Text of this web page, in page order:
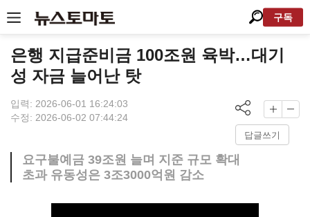
구독
은행 지급준비금 100조원 육박…대기
성 자금 늘어난 탓
입력: 2026-06-01 16:24:03
수정: 2026-06-02 07:44:24
답글쓰기
요구불예금 39조원 늘며 지준 규모 확대
초과 유동성은 3조3000억원 감소